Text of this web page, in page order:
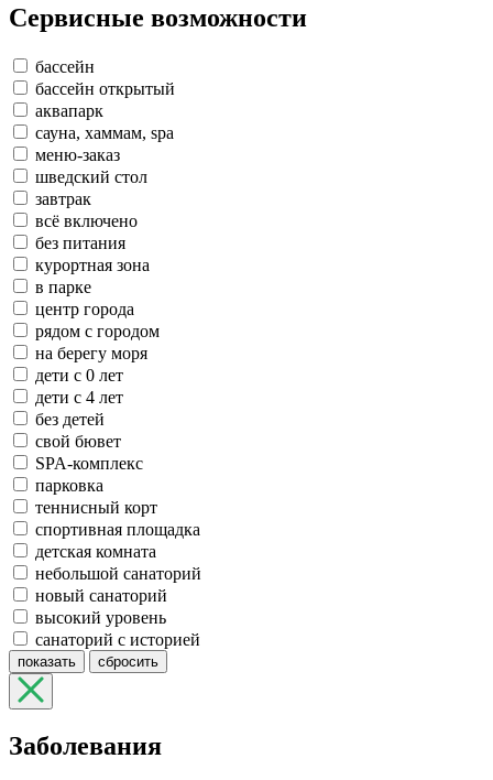
Сервисные возможности
бассейн
бассейн открытый
аквапарк
сауна, хаммам, spa
меню-заказ
шведский стол
завтрак
всё включено
без питания
курортная зона
в парке
центр города
рядом с городом
на берегу моря
дети с 0 лет
дети с 4 лет
без детей
свой бювет
SPA-комплекс
парковка
теннисный корт
спортивная площадка
детская комната
небольшой санаторий
новый санаторий
высокий уровень
санаторий с историей
показать сбросить
Заболевания